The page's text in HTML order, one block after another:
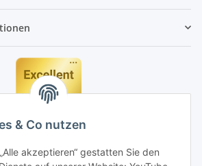
& Co nutzen
akzeptieren“ gestatten Sie den